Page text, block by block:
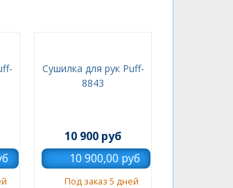
Сушилка для рук Puff-
8843
10 900 руб
Под заказ 5 дней